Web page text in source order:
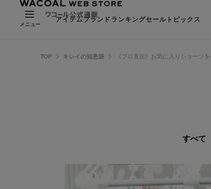
メニュー
アイテムブランド ランキングセールトピックス
TOP キレイの知恵袋 《プロ直伝》お気に入りショーツ
すべて